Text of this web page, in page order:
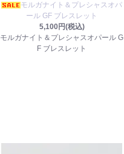
モルガナイト＆プレシャスオパ
ール GF ブレスレット
5,100円(税込)
モルガナイト＆プレシャスオパール G
F ブレスレット